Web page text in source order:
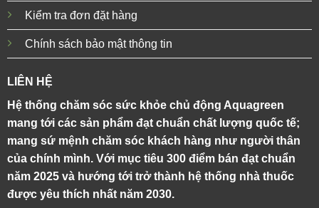
Kiểm tra đơn đặt hàng
Chính sách bảo mật thông tin
LIÊN HỆ
Hệ thống chăm sóc sức khỏe chủ động Aquagreen
mang tới các sản phẩm đạt chuẩn chất lượng quốc tế;
mang sứ mệnh chăm sóc khách hàng như người thân
của chính mình. Với mục tiêu 300 điểm bán đạt chuẩn
năm 2025 và hướng tới trở thành hệ thống nhà thuốc
được yêu thích nhất năm 2030.